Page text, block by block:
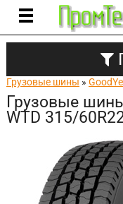
Грузовые шины »
Грузовые
WTD 315/